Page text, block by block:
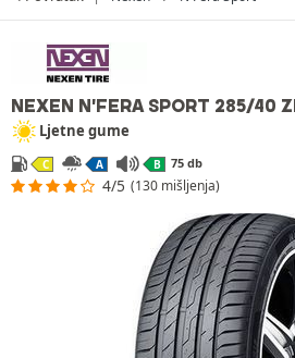
NEXEN N'FERA SPORT 285/40
Ljetne gume
C A B 75 db
4/5 (130 mišljenja)